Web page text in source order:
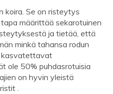
koira. Se on risteytys
määrittää sekarotuinen
ja tietää, että
minkä tahansa rodun
kasvatettavat
ole 50% puhdasrotuisia
on hyvin yleistä
.